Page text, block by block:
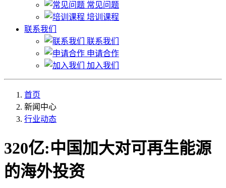
常见问题
培训课程
联系我们
联系我们
申请合作
加入我们
首页
新闻中心
行业动态
320亿:中国加大对可再生能源
的海外投资